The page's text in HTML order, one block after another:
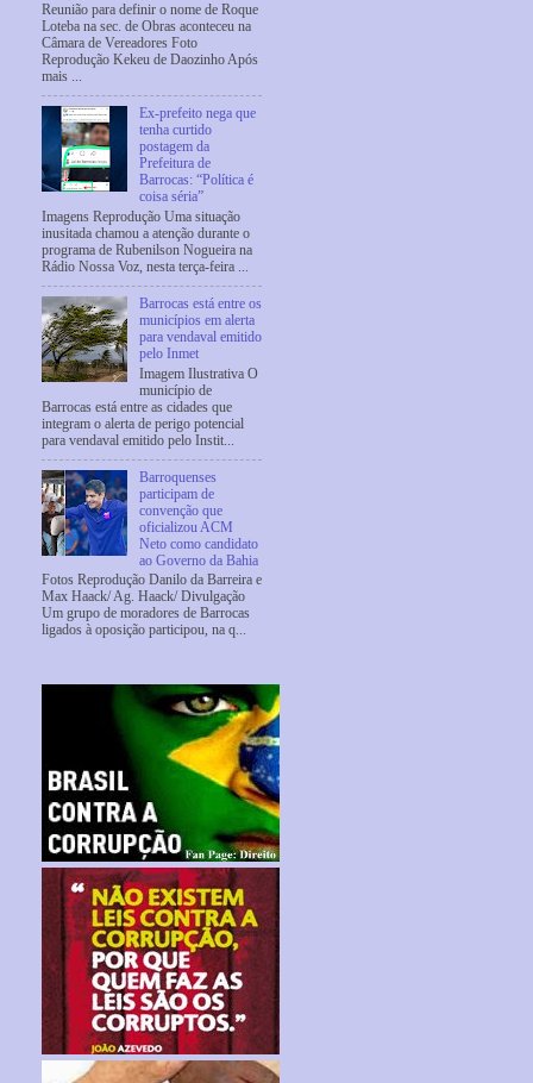
Reunião para definir o nome de Roque
Loteba na sec. de Obras aconteceu na
Câmara de Vereadores Foto
Reprodução Kekeu de Daozinho Após
mais ...
Ex-prefeito nega que
tenha curtido
postagem da
Prefeitura de
Barrocas: “Política é
coisa séria”
Imagens Reprodução Uma situação
inusitada chamou a atenção durante o
programa de Rubenilson Nogueira na
Rádio Nossa Voz, nesta terça-feira ...
Barrocas está entre os
municípios em alerta
para vendaval emitido
pelo Inmet
Imagem Ilustrativa O
município de
Barrocas está entre as cidades que
integram o alerta de perigo potencial
para vendaval emitido pelo Instit...
Barroquenses
participam de
convenção que
oficializou ACM
Neto como candidato
ao Governo da Bahia
Fotos Reprodução Danilo da Barreira e
Max Haack/ Ag. Haack/ Divulgação
Um grupo de moradores de Barrocas
ligados à oposição participou, na q...